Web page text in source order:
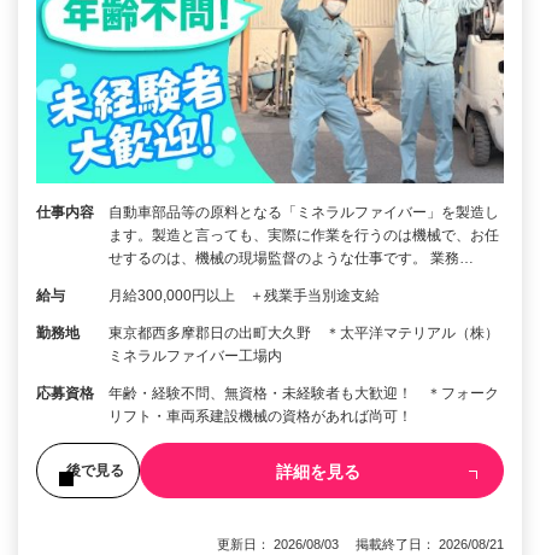
仕事内容
自動車部品等の原料となる「ミネラルファイバー」を製造し
ます。製造と言っても、実際に作業を行うのは機械で、お任
せするのは、機械の現場監督のような仕事です。 業務…
給与 月給300,000円以上 ＋残業手当別途支給
勤務地
東京都西多摩郡日の出町大久野 ＊太平洋マテリアル（株）
ミネラルファイバー工場内
応募資格
年齢・経験不問、無資格・未経験者も大歓迎！ ＊フォーク
リフト・車両系建設機械の資格があれば尚可！
後で見る 詳細を見る
更新日： 2026/08/03 掲載終了日： 2026/08/21